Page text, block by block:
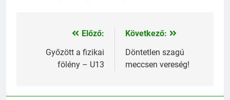
Bejegyzés
navigáció
Előző:
Győzött a fizikai
fölény – U13
Következő:
Döntetlen szagú
meccsen vereség!